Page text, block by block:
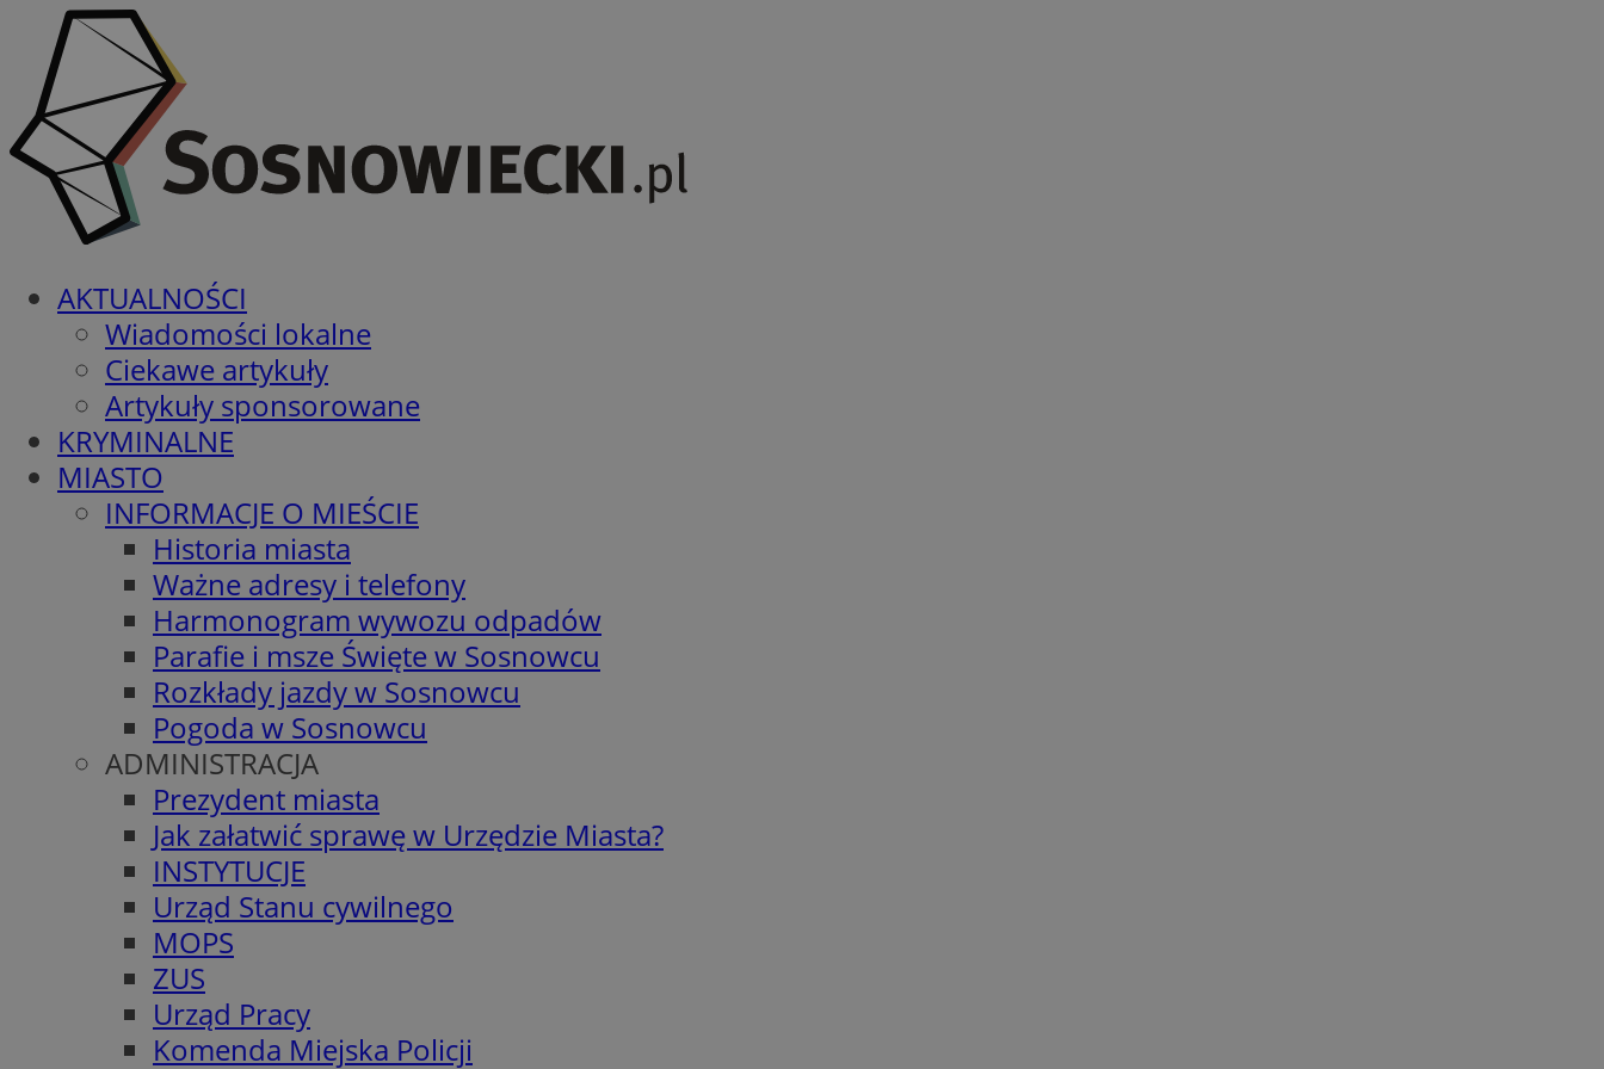
AKTUALNOŚCI
Wiadomości lokalne
Ciekawe artykuły
Artykuły sponsorowane
KRYMINALNE
MIASTO
INFORMACJE O MIEŚCIE
Historia miasta
Ważne adresy i telefony
Harmonogram wywozu odpadów
Parafie i msze Święte w Sosnowcu
Rozkłady jazdy w Sosnowcu
Pogoda w Sosnowcu
ADMINISTRACJA
Prezydent miasta
Jak załatwić sprawę w Urzędzie Miasta?
INSTYTUCJE
Urząd Stanu cywilnego
MOPS
ZUS
Urząd Pracy
Komenda Miejska Policji